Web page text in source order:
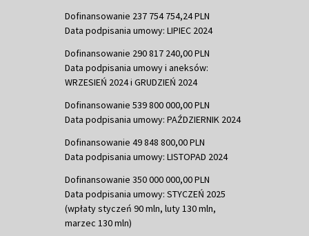
Dofinansowanie 237 754 754,24 PLN
Data podpisania umowy: LIPIEC 2024
Dofinansowanie 290 817 240,00 PLN
Data podpisania umowy i aneksów:
WRZESIEŃ 2024 i GRUDZIEŃ 2024
Dofinansowanie 539 800 000,00 PLN
Data podpisania umowy: PAŹDZIERNIK 2024
Dofinansowanie 49 848 800,00 PLN
Data podpisania umowy: LISTOPAD 2024
Dofinansowanie 350 000 000,00 PLN
Data podpisania umowy: STYCZEŃ 2025
(wpłaty styczeń 90 mln, luty 130 mln,
marzec 130 mln)